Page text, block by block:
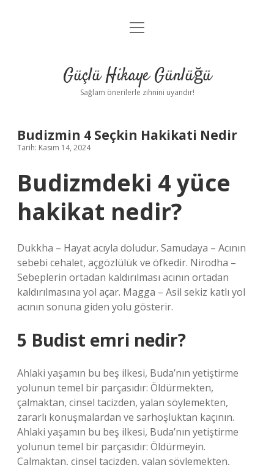
Anasayfa
Yasal Uyarı
menüyü
Güçlü Hikaye Günlüğü
Sağlam önerilerle zihnini uyandır!
Budizmin 4 Seçkin Hakikati Nedir
Tarih: Kasım 14, 2024
Budizmdeki 4 yüce
hakikat nedir?
Dukkha – Hayat acıyla doludur. Samudaya – Acının
sebebi cehalet, açgözlülük ve öfkedir. Nirodha –
Sebeplerin ortadan kaldırılması acının ortadan
kaldırılmasına yol açar. Magga – Asil sekiz katlı yol
acının sonuna giden yolu gösterir.
5 Budist emri nedir?
Ahlaki yaşamın bu beş ilkesi, Buda’nın yetiştirme
yolunun temel bir parçasıdır: Öldürmekten,
çalmaktan, cinsel tacizden, yalan söylemekten,
zararlı konuşmalardan ve sarhoşluktan kaçının.
Ahlaki yaşamın bu beş ilkesi, Buda’nın yetiştirme
yolunun temel bir parçasıdır: Öldürmeyin.
Çalmaktan, cinsel tacizden, yalan söylemekten,